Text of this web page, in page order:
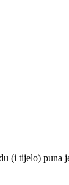
tijelo) puna